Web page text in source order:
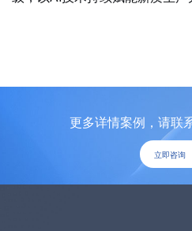
更多详情案例，请联
立即咨询